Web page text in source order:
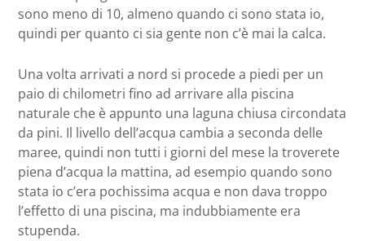
sono meno di 10, almeno quando ci sono stata io,
quindi per quanto ci sia gente non c’è mai la calca.
Una volta arrivati a nord si procede a piedi per un
paio di chilometri fino ad arrivare alla piscina
naturale che è appunto una laguna chiusa circondata
da pini. Il livello dell’acqua cambia a seconda delle
maree, quindi non tutti i giorni del mese la troverete
piena d’acqua la mattina, ad esempio quando sono
stata io c’era pochissima acqua e non dava troppo
l’effetto di una piscina, ma indubbiamente era
stupenda.